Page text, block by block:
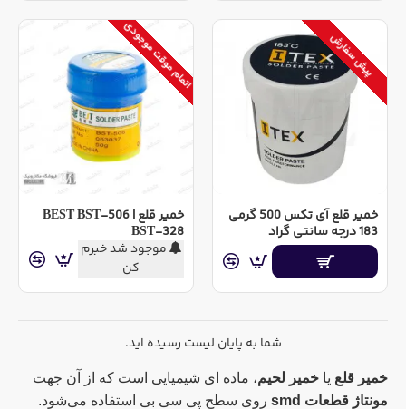
خمیر قلع یا خمیر لحیم، ماده ای شیمیایی است که از آن جهت
مونتاژ قطعات smd روی سطح پی سی بی استفاده می‌شود.
پیش سفارش
خمیر قلع آی تکس 500 گرمی
183 درجه سانتی گراد
اتمام موقت موجودی
خمیر قلع BEST BST-506 |
BST-328
موجود شد خبرم
کن
شما به پایان لیست رسیده اید.